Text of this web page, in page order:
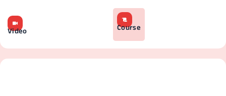
Video Course